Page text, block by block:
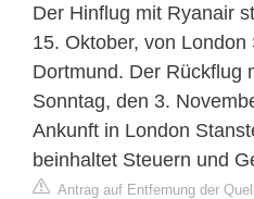
Der Hinflug mit Ryanair
15. Oktober, von
Dortmund. Der Rückflug
Sonntag, den 3.
Ankunft in London
beinhaltet Steuern und
Antrag auf Entfernung der